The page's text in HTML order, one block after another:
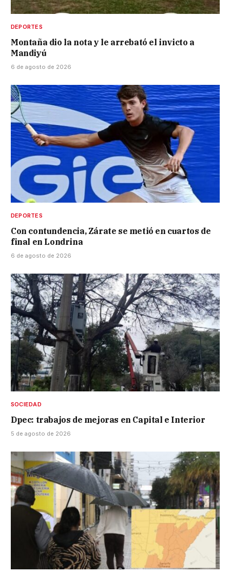
DEPORTES
Montaña dio la nota y le arrebató el invicto a
Mandiyú
6 de agosto de 2026
DEPORTES
Con contundencia, Zárate se metió en cuartos de
final en Londrina
6 de agosto de 2026
SOCIEDAD
Dpec: trabajos de mejoras en Capital e Interior
5 de agosto de 2026